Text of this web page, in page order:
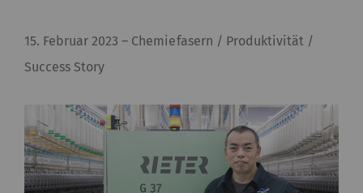
15. Februar 2023– Chemiefasern / Produktivität /
Success Story